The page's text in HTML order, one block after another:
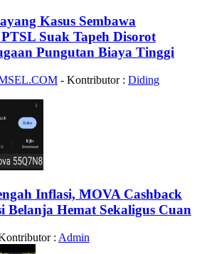
Kasus Sembawa
Suak Tapeh Disorot
Pungutan Biaya Tinggi
- Kontributor : Diding
Inflasi, MOVA Cashback
Belanja Hemat Sekaligus Cuan
: Admin